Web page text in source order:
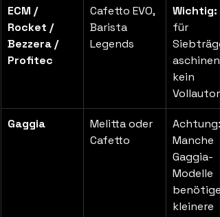
ECM /
Rocket /
Bezzera /
Profitec
Cafetto EVO,
Barista
Legends
Wichtig:
für
aschinen,
kein
Gaggia
Melitta oder
Cafetto
Achtung:
Manche
Gaggia-
Modelle
kleinere